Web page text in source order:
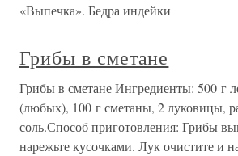
«Выпечка». Бедра индейки
Грибы в сметане
Грибы в сметане Ингредиенты: 500 г
(любых), 100 г сметаны, 2 луковицы,
соль.Способ приготовления: Грибы
нарежьте кусочками. Лук очистите и